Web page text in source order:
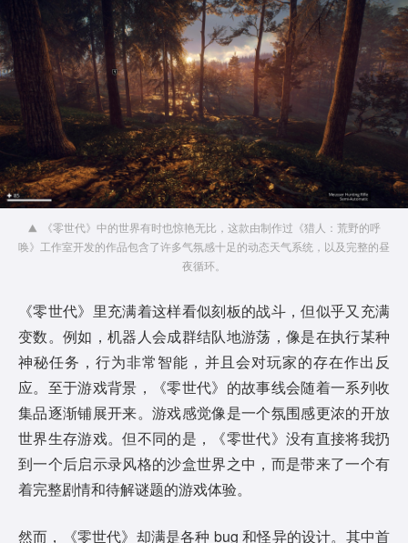
《零世代》中的世界有时也惊艳无比，这款由制作过《猎人：荒野的呼
唤》工作室开发的作品包含了许多气氛感十足的动态天气系统，以及完整的昼
夜循环。
《零世代》里充满着这样看似刻板的战斗，但似乎又充满
变数。例如，机器人会成群结队地游荡，像是在执行某种
神秘任务，行为非常智能，并且会对玩家的存在作出反
应。至于游戏背景，《零世代》的故事线会随着一系列收
集品逐渐铺展开来。游戏感觉像是一个氛围感更浓的开放
世界生存游戏。但不同的是，《零世代》没有直接将我扔
到一个后启示录风格的沙盒世界之中，而是带来了一个有
着完整剧情和待解谜题的游戏体验。
然而，《零世代》却满是各种 bug 和怪异的设计。其中首